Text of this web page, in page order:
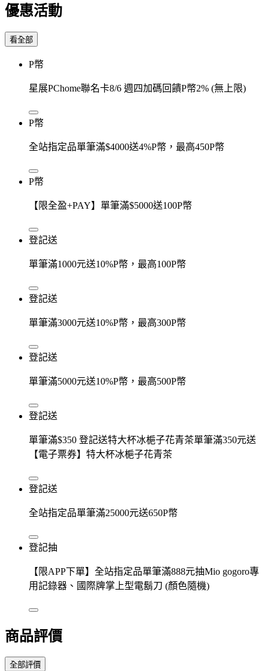
優惠活動
看全部
P幣
星展PChome聯名卡8/6 週四加碼回饋P幣2% (無上限)
P幣
全站指定品單筆滿$4000送4%P幣，最高450P幣
P幣
【限全盈+PAY】單筆滿$5000送100P幣
登記送
單筆滿1000元送10%P幣，最高100P幣
登記送
單筆滿3000元送10%P幣，最高300P幣
登記送
單筆滿5000元送10%P幣，最高500P幣
登記送
單筆滿$350 登記送特大杯冰梔子花青茶單筆滿350元送
【電子票券】特大杯冰梔子花青茶
登記送
全站指定品單筆滿25000元送650P幣
登記抽
【限APP下單】全站指定品單筆滿888元抽Mio gogoro專
用記錄器、國際牌掌上型電鬍刀 (顏色隨機)
商品評價
全部評價